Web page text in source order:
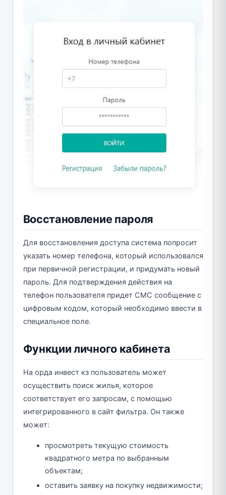
Восстановление пароля
Для восстановления доступа система попросит
указать номер телефона, который использовался
при первичной регистрации, и придумать новый
пароль. Для подтверждения действия на
телефон пользователя придет СМС сообщение с
цифровым кодом, который необходимо ввести в
специальное поле.
Функции личного кабинета
На орда инвест кз пользователь может
осуществить поиск жилья, которое
соответствует его запросам, с помощью
интегрированного в сайт фильтра. Он также
может:
просмотреть текущую стоимость
квадратного метра по выбранным
объектам;
оставить заявку на покупку недвижимости;